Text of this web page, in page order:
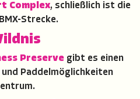
Complex, schließlich ist die
Strecke.
Preserve gibt es einen
Paddelmöglichkeiten